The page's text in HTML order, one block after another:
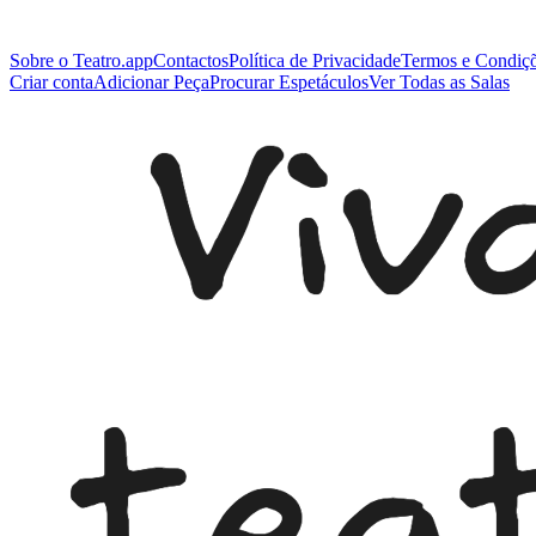
Sobre o Teatro.appContactosPolítica de PrivacidadeTermos e
Criar contaAdicionar PeçaProcurar EspetáculosVer Todas as Salas